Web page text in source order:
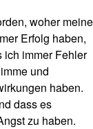
woher meine
Erfolg haben,
ich immer Fehler
und
haben.
dass es
zu haben.